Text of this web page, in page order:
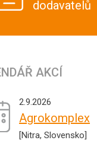
dodavatelů
AKCÍ
2.9.2026
Agrokomplex
[Nitra, Slovensko]